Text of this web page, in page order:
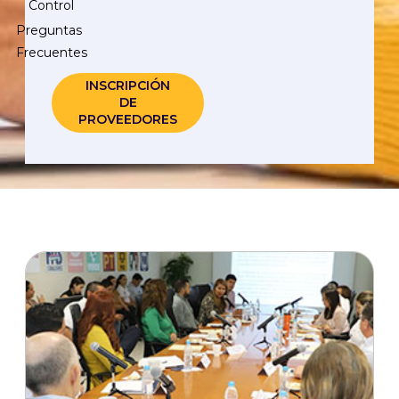
Control
Preguntas
Frecuentes
INSCRIPCIÓN
DE
PROVEEDORES